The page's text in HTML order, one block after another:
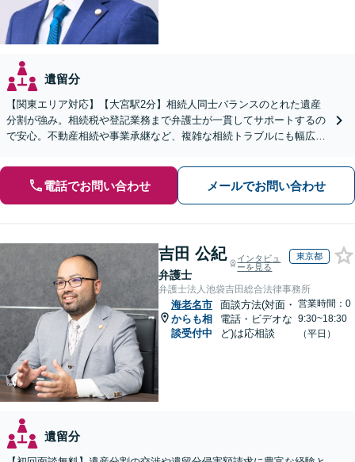
遺留分
【関東エリア対応】【大宮駅2分】相続人同士バランスのとれた遺産
分割が強み。相続税や登記業務まで弁護士が一貫してサポートするの
で安心。不動産相続や事業承継など、複雑な相続トラブルにも幅広く
電話でお問い合わせ メールでお問い合わせ
吉田 公紀
弁護士
インタビュ
ーを見る
東京都
弁護士法人池袋吉田総合法律事務所
海老名市
からも相
談受付中
面談方法(対面・
電話・ビデオな
ど)は応相談
営業時間：0
9:30~18:30
（平日）
遺留分